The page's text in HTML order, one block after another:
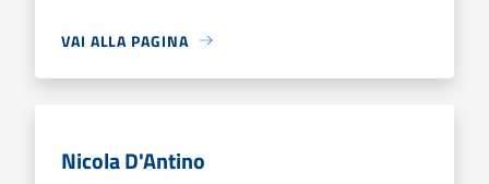
VAI ALLA PAGINA
Nicola D'Antino